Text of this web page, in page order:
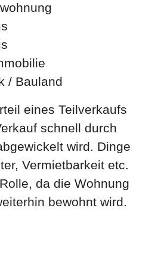
/ Bauland
eines Teilverkaufs
schnell durch
wird. Dinge
Vermietbarkeit etc.
da die Wohnung
bewohnt wird.